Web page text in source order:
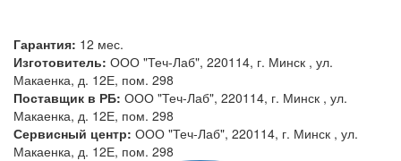
Гарантия: 12 мес.
Изготовитель: ООО "Теч-Лаб", 220114, г. Минск , ул.
Макаенка, д. 12Е, пом. 298
Поставщик в РБ: ООО "Теч-Лаб", 220114, г. Минск , ул.
Макаенка, д. 12Е, пом. 298
Сервисный центр: ООО "Теч-Лаб", 220114, г. Минск , ул.
Макаенка, д. 12Е, пом. 298